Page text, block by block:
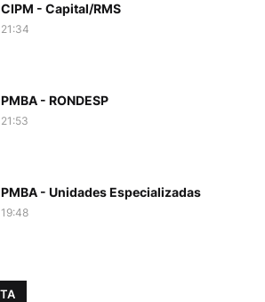
CIPM - Capital/RMS
21:34
PMBA - RONDESP
21:53
PMBA - Unidades Especializadas
19:48